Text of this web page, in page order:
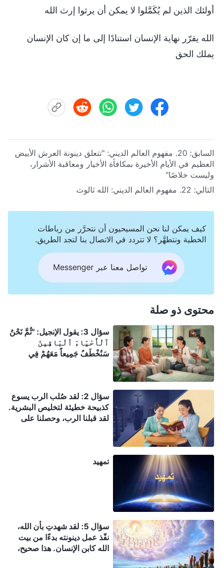
أولئك الذين لم يُكَمَّلوا لا يمكن أن يرثوا إرث الله
الله يقرّر نهاية الإنسان استنادًا إلى ما إن كان الإنسان
يملك الحق
السابق:
20. مفهوم العالم الديني: "تتعلق دينونة العرش الأبيض
العظيم في الأيام الأخيرة بمكافأة الأخيار ومعاقبة الأشرار،
وليست خلاصًا"
التالي: 22. مفهوم العالم الديني: الله ثالوث
كيف يمكن لنا نحن المسيحيون أن نتحرَّر من رباطات
الخطية ونتطهَّر؟ لا تتردد في الاتصال بنا لتجد الطريق.
تواصل معنا عبر Messenger
محتوى ذو صلة
سؤال 3: يقول الإنجيل: "ثُمَّ نَحْنُ
ٱلْأَحْيَاءَ ٱلْبَاقِينَ
سَنُخْطَفُ جَمِيعاً مَعَهُمْ فِي
4: 17). كيف نفسر هذا؟
سؤال 2: لقد صُلب الرب يسوع
كذبيحة خطيئة لتخليص البشرية.
لقد قبلنا الرب، وحصلنا على
الأيام الأخيرة؟
تمهيد
سؤال 5: لقد شهدتِ بأن الله،
نفّذ عمل دينونته بدءًا من بيت
الله كابن الإنسان. هذا صحيح،